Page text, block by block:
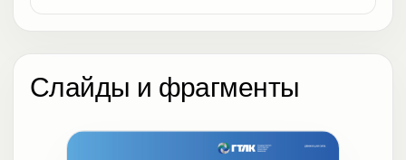
Слайды и фрагменты